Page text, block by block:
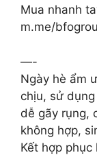
Mua nhanh
m.me/
—-
Ngày hè ẩm
chịu, sử
dễ gãy rụng,
không hợp,
Kết hợp